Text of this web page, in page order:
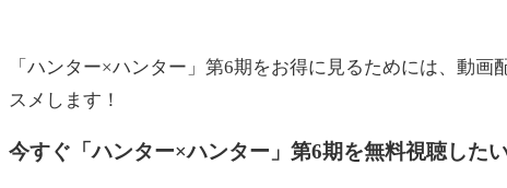
「ハンター×ハンター」第6期をお得に見るためには、動
スメします！
今すぐ「ハンター×ハンター」第6期を無料視聴した